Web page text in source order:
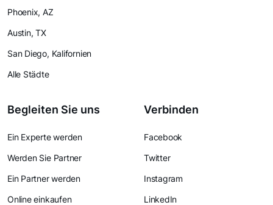
Phoenix, AZ
Austin, TX
San Diego, Kalifornien
Alle Städte
Begleiten Sie uns
Ein Experte werden
Werden Sie Partner
Ein Partner werden
Online einkaufen
Verbinden
Facebook
Twitter
Instagram
LinkedIn